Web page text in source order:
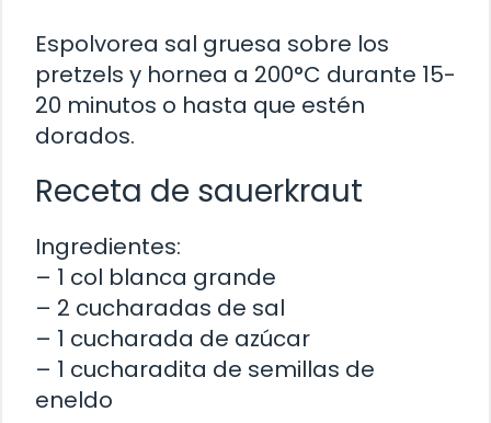
Espolvorea sal gruesa sobre los
pretzels y hornea a 200°C durante 15-
20 minutos o hasta que estén
dorados.
Receta de sauerkraut
Ingredientes:
– 1 col blanca grande
– 2 cucharadas de sal
– 1 cucharada de azúcar
– 1 cucharadita de semillas de
eneldo